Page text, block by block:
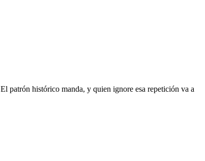
patrón histórico manda, y quien ignore esa repetición va a